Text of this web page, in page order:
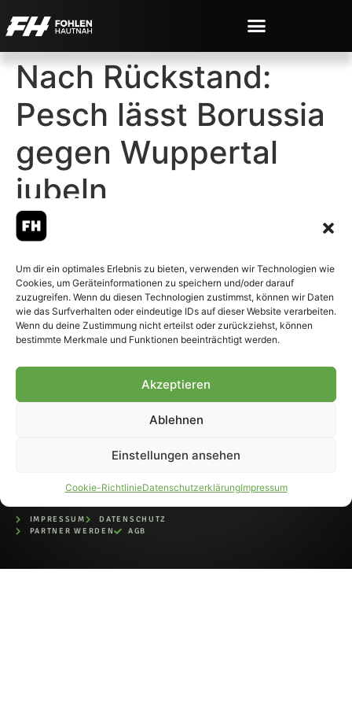
Um dir ein optimales Erlebnis zu bieten, verwenden wir Technologien wie
Cookies, um Geräteinformationen zu speichern und/oder darauf
zuzugreifen. Wenn du diesen Technologien zustimmst, können wir Daten
wie das Surfverhalten oder eindeutige IDs auf dieser Website verarbeiten.
Wenn du deine Zustimmung nicht erteilst oder zurückziehst, können
bestimmte Merkmale und Funktionen beeinträchtigt werden.
Akzeptieren
Ablehnen
Einstellungen ansehen
Cookie-RichtlinieDatenschutzerklärungImpressum
Nach Rückstand:
Pesch lässt Borussia
gegen Wuppertal
jubeln
© 2007-2026 Fohlen-Hautnah.de
– Alle rechte vorbehalten.
Fohlen-Hautnah.de ist ein
offiziell eingetragenes Magazin
IMPRESSUM
DATENSCHUTZ
PARTNER WERDEN
AGB